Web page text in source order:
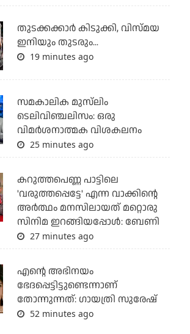
തുടക്കക്കാര്‍ കിടുക്കി, വിസ്മയ
ഇനിയും തുടരും...
19 minutes ago
സമകാലിക മുസ്‌ലിം
ടെലിവിഞ്ചലിസം: ഒരു
വിമര്‍ശനാത്മക വിശകലനം
25 minutes ago
കറുത്തപെണ്ണ പാട്ടിലെ
'വരുത്തപ്പെട്ടേ' എന്ന വാക്കിന്റെ
അർത്ഥം മനസിലായത് മറ്റൊരു
സിനിമ ഇറങ്ങിയപ്പോൾ: ബേണി
27 minutes ago
എന്റെ അഭിനയം
ഭേദപ്പെട്ടിട്ടുണ്ടെന്നാണ്
തോന്നുന്നത്: ഗായത്രി സുരേഷ്
52 minutes ago